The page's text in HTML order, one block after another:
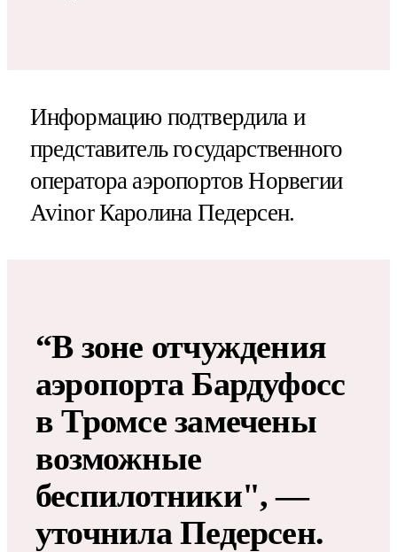
Информацию подтвердила и
представитель государственного
оператора аэропортов Норвегии
Avinor Каролина Педерсен.
“В зоне отчуждения
аэропорта Бардуфосс
в Тромсе замечены
возможные
беспилотники", —
уточнила Педерсен.